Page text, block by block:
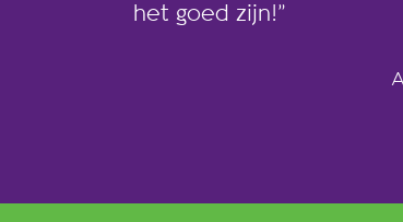
het goed zijn!”